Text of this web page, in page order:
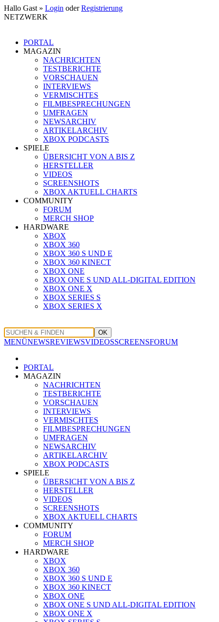
Hallo Gast » Login oderRegistrierung
NETZWERK
PORTAL
MAGAZIN
NACHRICHTEN
TESTBERICHTE
VORSCHAUEN
INTERVIEWS
VERMISCHTES
FILMBESPRECHUNGEN
UMFRAGEN
NEWSARCHIV
ARTIKELARCHIV
XBOX PODCASTS
SPIELE
ÜBERSICHT VON A BIS Z
HERSTELLER
VIDEOS
SCREENSHOTS
XBOX AKTUELL CHARTS
COMMUNITY
FORUM
MERCH SHOP
HARDWARE
XBOX
XBOX 360
XBOX 360 S UND E
XBOX 360 KINECT
XBOX ONE
XBOX ONE S UND ALL-DIGITAL EDITION
XBOX ONE X
XBOX SERIES S
XBOX SERIES X
OK
MENÜNEWSREVIEWSVIDEOSSCREENSFORUM
PORTAL
MAGAZIN
NACHRICHTEN
TESTBERICHTE
VORSCHAUEN
INTERVIEWS
VERMISCHTES
FILMBESPRECHUNGEN
UMFRAGEN
NEWSARCHIV
ARTIKELARCHIV
XBOX PODCASTS
SPIELE
ÜBERSICHT VON A BIS Z
HERSTELLER
VIDEOS
SCREENSHOTS
XBOX AKTUELL CHARTS
COMMUNITY
FORUM
MERCH SHOP
HARDWARE
XBOX
XBOX 360
XBOX 360 S UND E
XBOX 360 KINECT
XBOX ONE
XBOX ONE S UND ALL-DIGITAL EDITION
XBOX ONE X